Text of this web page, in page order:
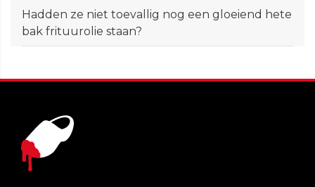
Hadden ze niet toevallig nog een gloeiend hete
bak frituurolie staan?